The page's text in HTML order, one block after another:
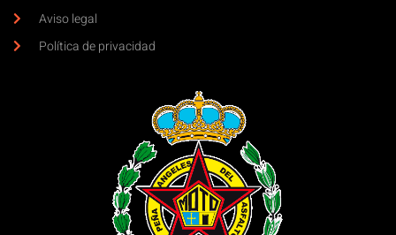
Aviso legal
Política de privacidad